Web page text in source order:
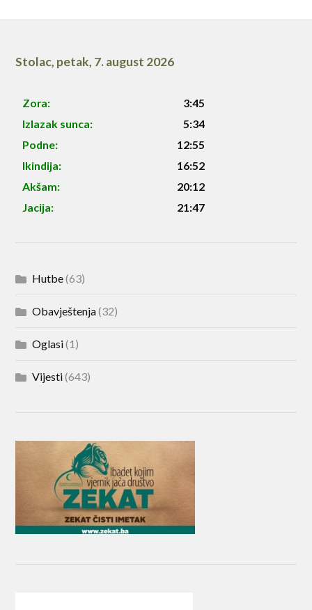
Stolac, petak, 7. august 2026
Zora:
3:45
Izlazak sunca:
5:34
Podne:
12:55
Ikindija:
16:52
Akšam:
20:12
Jacija:
21:47
Hutbe(63)
Obavještenja(32)
Oglasi(1)
Vijesti(643)